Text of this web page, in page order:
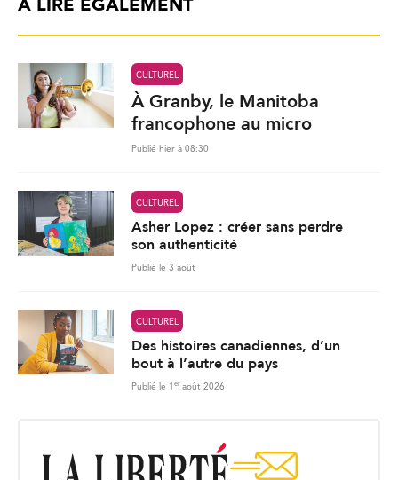
À LIRE ÉGALEMENT
CULTUREL
À Granby, le Manitoba
francophone au micro
Publié hier à 08:30
CULTUREL
Asher Lopez : créer sans perdre
son authenticité
Publié le 3 août
CULTUREL
Des histoires canadiennes, d’un
bout à l’autre du pays
Publié le 1 er août 2026